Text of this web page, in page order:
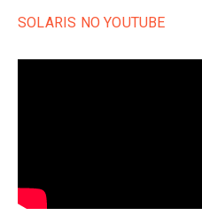
SOLARIS NO YOUTUBE